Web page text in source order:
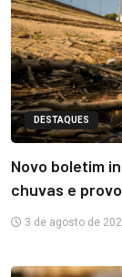
DESTAQUES
Novo boletim
chuvas e
3 de agosto de